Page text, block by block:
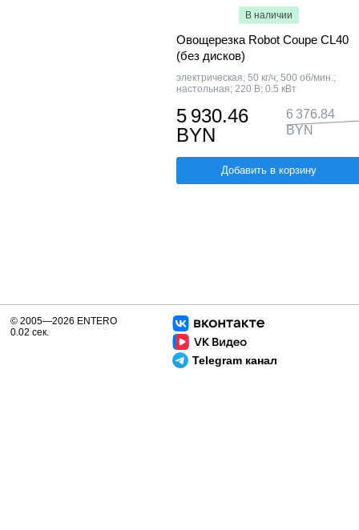
В наличии
Овощерезка Robot Coupe CL40
(без дисков)
электрическая; 50 кг/ч; 500 об/мин.;
настольная; 220 В; 0.5 кВт
5 930.46
BYN
6 376.84
BYN
Добавить в корзину
Telegram канал
© 2005—2026 ENTERO
0.02 сек.